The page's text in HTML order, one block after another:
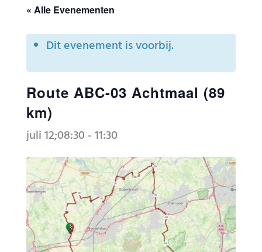
« Alle Evenementen
Dit evenement is voorbij.
Route ABC-03 Achtmaal (89
km)
juli 12;08:30 -11:30